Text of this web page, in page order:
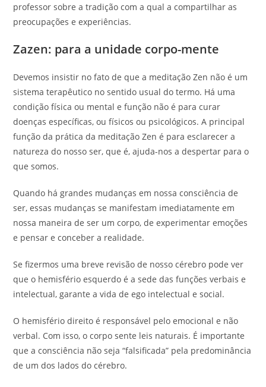
professor sobre a tradição com a qual a compartilhar as
preocupações e experiências.
Zazen: para a unidade corpo-mente
Devemos insistir no fato de que a meditação Zen não é um
sistema terapêutico no sentido usual do termo. Há uma
condição física ou mental e função não é para curar
doenças específicas, ou físicos ou psicológicos. A principal
função da prática da meditação Zen é para esclarecer a
natureza do nosso ser, que é, ajuda-nos a despertar para o
que somos.
Quando há grandes mudanças em nossa consciência de
ser, essas mudanças se manifestam imediatamente em
nossa maneira de ser um corpo, de experimentar emoções
e pensar e conceber a realidade.
Se fizermos uma breve revisão de nosso cérebro pode ver
que o hemisfério esquerdo é a sede das funções verbais e
intelectual, garante a vida de ego intelectual e social.
O hemisfério direito é responsável pelo emocional e não
verbal. Com isso, o corpo sente leis naturais. É importante
que a consciência não seja “falsificada” pela predominância
de um dos lados do cérebro.